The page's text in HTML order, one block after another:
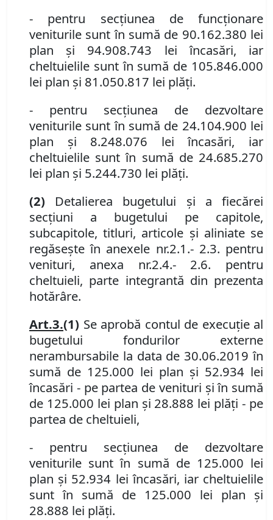
- pentru secţiunea de funcţionare
veniturile sunt în sumă de 90.162.380 lei
plan şi 94.908.743 lei încasări, iar
cheltuielile sunt în sumă de 105.846.000
lei plan şi 81.050.817 lei plăţi.
- pentru secţiunea de dezvoltare
veniturile sunt în sumă de 24.104.900 lei
plan şi 8.248.076 lei încasări, iar
cheltuielile sunt în sumă de 24.685.270
lei plan şi 5.244.730 lei plăţi.
(2) Detalierea bugetului şi a fiecărei
secţiuni a bugetului pe capitole,
subcapitole, titluri, articole şi aliniate se
regăseşte în anexele nr.2.1.-2.3. pentru
venituri, anexa nr.2.4.-2.6. pentru
cheltuieli, parte integrantă din prezenta
hotărâre.
Art.3.(1) Se aprobă contul de execuţie al
bugetului fondurilor externe
nerambursabile la data de 30.06.2019 în
sumă de 125.000 lei plan şi 52.934 lei
încasări - pe partea de venituri şi în sumă
de 125.000 lei plan şi 28.888 lei plăţi - pe
partea de cheltuieli,
- pentru secţiunea de dezvoltare
veniturile sunt în sumă de 125.000 lei
plan şi 52.934 lei încasări, iar cheltuielile
sunt în sumă de 125.000 lei plan şi
28.888 lei plăţi.